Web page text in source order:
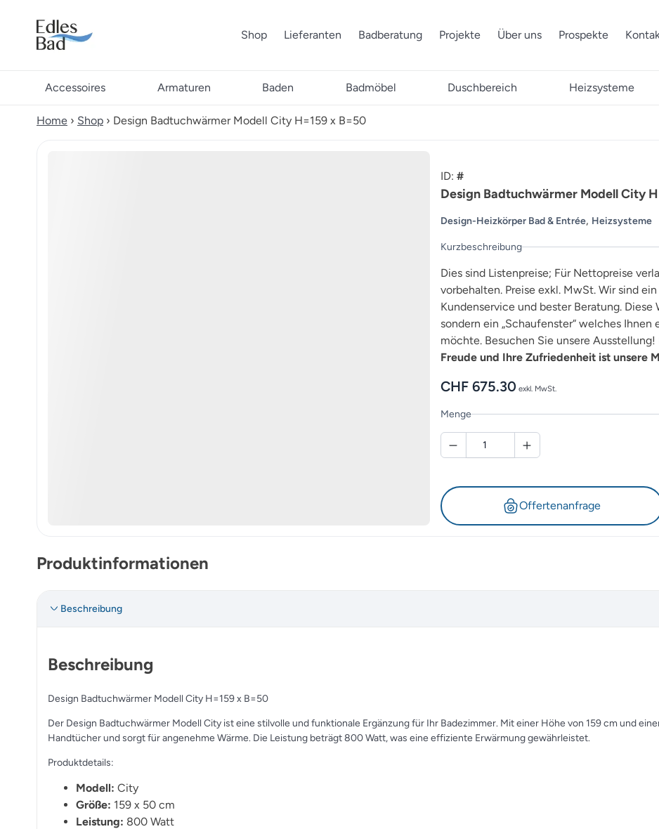
Shop Lieferanten Badberatung Projekte Über uns Prospekte
Accessoires Armaturen Baden Badmöbel Duschbereich Heizsysteme
Home › Shop › Design Badtuchwärmer Modell City H=159 x B=50
ID: #
Design Badtuchwärmer Modell City
Design-Heizkörper Bad & Entrée, Heizsysteme
Kurzbeschreibung
Dies sind Listenpreise; Für Nettopreise
vorbehalten. Preise exkl. MwSt. Wir sind
Kundenservice und bester Beratung.
sondern ein „Schaufenster“ welches
möchte. Besuchen Sie unsere
Freude und Ihre Zufriedenheit ist unsere
CHF675.30 exkl. MwSt.
Menge
Offertenanfrage
Produktinformationen
Beschreibung
Beschreibung
Design Badtuchwärmer Modell City H=159 x B=50
Der Design Badtuchwärmer Modell City ist eine stilvolle und funktionale Ergänzung für Ihr Badezimmer. Mit einer Höhe von 159 cm und
Handtücher und sorgt für angenehme Wärme. Die Leistung beträgt 800 Watt, was eine effiziente Erwärmung gewährleistet.
Produktdetails:
Modell: City
Größe: 159 x 50 cm
Leistung: 800 Watt